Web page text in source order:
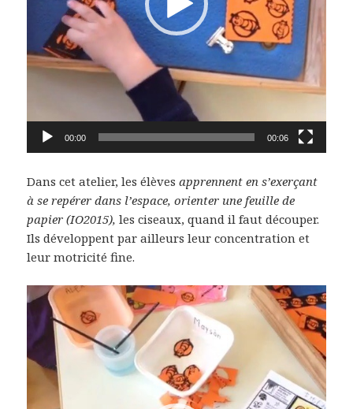
00:00 00:06
Dans cet atelier, les élèvesapprennent en s’exerçant
à se repérer dans l’espace, orienter une feuille de
papier (IO2015),les ciseaux, quand il faut découper.
Ils développent par ailleurs leur concentration et
leur motricité fine.
Lecteur
vidéo